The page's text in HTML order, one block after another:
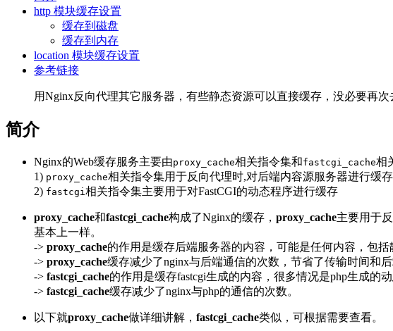
http 模块缓存设置
缓存到磁盘
缓存到内存
location 模块缓存设置
参考链接
用Nginx反向代理其它服务器，有些静态资源可以直接缓存，没必要再
简介
Nginx的Web缓存服务主要由proxy_cache相关指令集和fastcgi_cache相
1) proxy_cache相关指令集用于反向代理时,对后端内容源服务器进行缓存
2) fastcgi 相关指令集主要用于对FastCGI的动态程序进行缓存
proxy_cache和fastcgi_cache构成了Nginx的缓存， proxy_cache主要用于
基本上一样。
-> proxy_cache的作用是缓存后端服务器的内容，可能是任何内容，包括
-> proxy_cache缓存减少了nginx与后端通信的次数，节省了传输时间和后
-> fastcgi_cache的作用是缓存fastcgi生成的内容，很多情况是php生成的动
-> fastcgi_cache缓存减少了nginx与php的通信的次数。
以下就proxy_cache做详细讲解， fastcgi_cache类似，可根据需要查看。